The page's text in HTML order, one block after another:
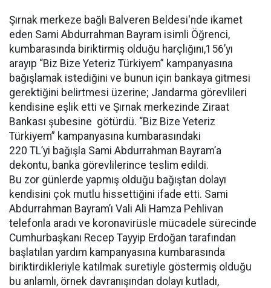
Şırnak merkeze bağlı Balveren Beldesi'nde ikamet
eden Sami Abdurrahman Bayram isimli Öğrenci,
kumbarasında biriktirmiş olduğu harçlığını,156’yı
arayıp “Biz Bize Yeteriz Türkiyem” kampanyasına
bağışlamak istediğini ve bunun için bankaya gitmesi
gerektiğini belirtmesi üzerine; Jandarma görevlileri
kendisine eşlik etti ve Şırnak merkezinde Ziraat
Bankası şubesine götürdü. “Biz Bize Yeteriz
Türkiyem” kampanyasına kumbarasındaki
220 TL’yi bağışla Sami Abdurrahman Bayram’a
dekontu, banka görevlilerince teslim edildi.
Bu zor günlerde yapmış olduğu bağıştan dolayı
kendisini çok mutlu hissettiğini ifade etti. Sami
Abdurrahman Bayram’ı Vali Ali Hamza Pehlivan
telefonla aradı ve koronavirüsle mücadele sürecinde
Cumhurbaşkanı Recep Tayyip Erdoğan tarafından
başlatılan yardım kampanyasına kumbarasında
biriktirdikleriyle katılmak suretiyle göstermiş olduğu
bu anlamlı, örnek davranışından dolayı kutladı,